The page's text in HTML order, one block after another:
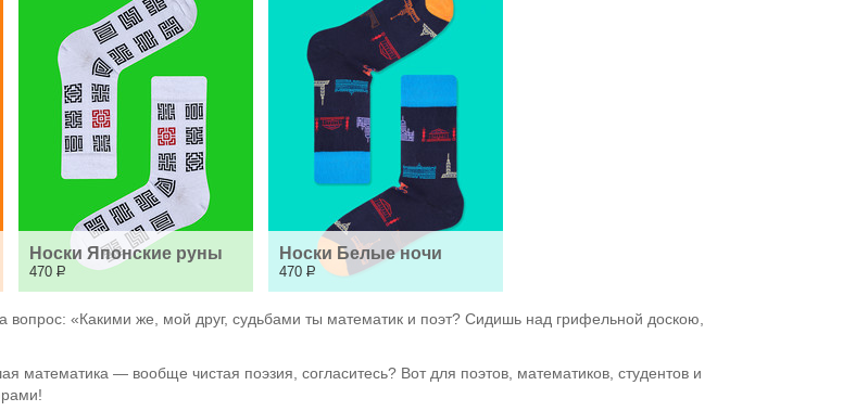
Носки Японские руны
470 Р
Носки Белые ночи
470 Р
«Какими же, мой друг, судьбами ты математик и поэт? Сидишь над грифельной доскою,
математика — вообще чистая поэзия, согласитесь? Вот для поэтов, математиков, студентов и